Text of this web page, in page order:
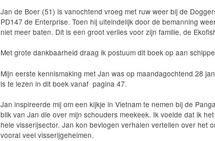
Jan de Boer (51) is vanochtend vroeg met ruw weer bij de
PD147 de Enterprise. Toen hij uiteindelijk door de bemanning
niet meer baten. Dit is een groot verlies voor zijn familie, de
Met grote dankbaarheid draag ik postuum dit boek op aan
Mijn eerste kennismaking met Jan was op maandagochtend 28
is te lezen in dit boek vanaf pagina 47.
Jan inspireerde mij om een kijkje in Vietnam te nemen bij de
blik van Jan die over mijn schouders meekeek. Ik voelde dat ik
hele visserijsector. Jan kon bevlogen verhalen vertellen over het
vooral veel visserijgeheimen.